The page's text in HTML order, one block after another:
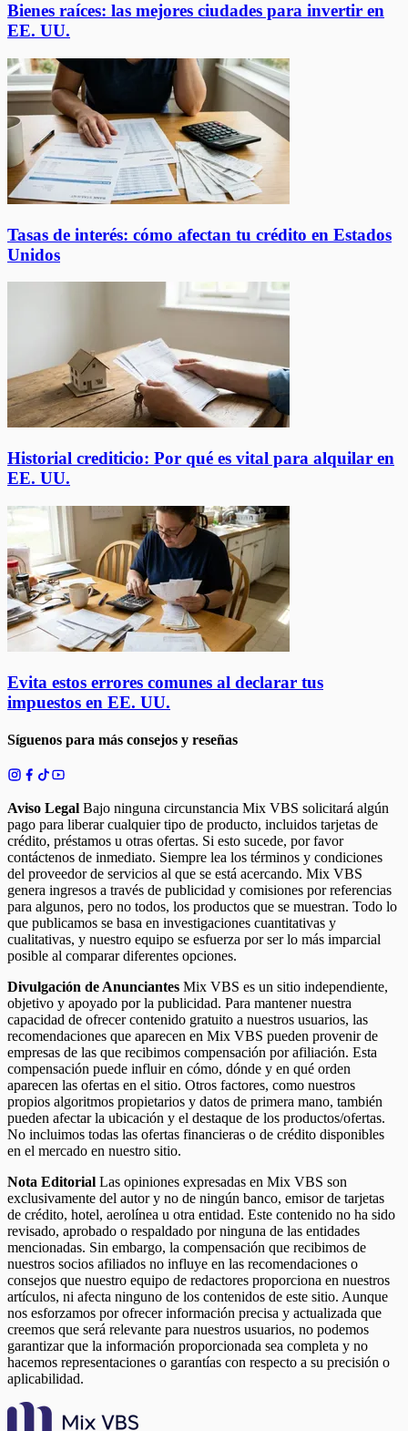
Bienes raíces: las mejores ciudades para invertir en
EE. UU.
Tasas de interés: cómo afectan tu crédito en Estados
Unidos
Historial crediticio: Por qué es vital para alquilar en
EE. UU.
Evita estos errores comunes al declarar tus
impuestos en EE. UU.
Síguenos para más consejos y reseñas
Aviso Legal Bajo ninguna circunstancia Mix VBS solicitará algún
pago para liberar cualquier tipo de producto, incluidos tarjetas de
crédito, préstamos u otras ofertas. Si esto sucede, por favor
contáctenos de inmediato. Siempre lea los términos y condiciones
del proveedor de servicios al que se está acercando. Mix VBS
genera ingresos a través de publicidad y comisiones por referencias
para algunos, pero no todos, los productos que se muestran. Todo lo
que publicamos se basa en investigaciones cuantitativas y
cualitativas, y nuestro equipo se esfuerza por ser lo más imparcial
posible al comparar diferentes opciones.
Divulgación de Anunciantes Mix VBS es un sitio independiente,
objetivo y apoyado por la publicidad. Para mantener nuestra
capacidad de ofrecer contenido gratuito a nuestros usuarios, las
recomendaciones que aparecen en Mix VBS pueden provenir de
empresas de las que recibimos compensación por afiliación. Esta
compensación puede influir en cómo, dónde y en qué orden
aparecen las ofertas en el sitio. Otros factores, como nuestros
propios algoritmos propietarios y datos de primera mano, también
pueden afectar la ubicación y el destaque de los productos/ofertas.
No incluimos todas las ofertas financieras o de crédito disponibles
en el mercado en nuestro sitio.
Nota Editorial Las opiniones expresadas en Mix VBS son
exclusivamente del autor y no de ningún banco, emisor de tarjetas
de crédito, hotel, aerolínea u otra entidad. Este contenido no ha sido
revisado, aprobado o respaldado por ninguna de las entidades
mencionadas. Sin embargo, la compensación que recibimos de
nuestros socios afiliados no influye en las recomendaciones o
consejos que nuestro equipo de redactores proporciona en nuestros
artículos, ni afecta ninguno de los contenidos de este sitio. Aunque
nos esforzamos por ofrecer información precisa y actualizada que
creemos que será relevante para nuestros usuarios, no podemos
garantizar que la información proporcionada sea completa y no
hacemos representaciones o garantías con respecto a su precisión o
aplicabilidad.